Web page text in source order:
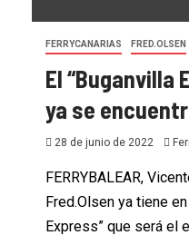
FERRYCANARIAS FRED.OLSEN
El “Buganvilla
ya se
28 de junio de 2022
FERRYBALEAR,
Fred.Olsen ya tiene
Express” que será el